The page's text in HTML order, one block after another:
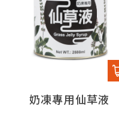
奶凍專用仙草液